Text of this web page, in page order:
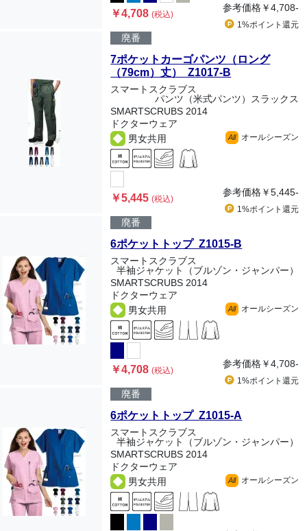
￥4,708(税込)
参考価格￥4,708-
1%ポイント 還元
廃番
7ポケットカーゴパンツ（ロング
（79cm）丈） Z1017-B
スマートスクラブス
パンツ（米式パンツ）スラックス
SMARTSCRUBS 2014
ドクターウェア
男女共用
All オールシーズン
￥5,445(税込)
参考価格￥5,445-
1%ポイント 還元
廃番
6ポケットトップ Z1015-B
スマートスクラブス
半袖ジャケット（ブルゾン・ジャンパー）
SMARTSCRUBS 2014
ドクターウェア
男女共用
All オールシーズン
￥4,708(税込)
参考価格￥4,708-
1%ポイント 還元
廃番
6ポケットトップ Z1015-A
スマートスクラブス
半袖ジャケット（ブルゾン・ジャンパー）
SMARTSCRUBS 2014
ドクターウェア
男女共用
All オールシーズン